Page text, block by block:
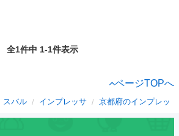
全1件中 1-1件表示
ページTOPへ
スバル インプレッサ 京都府のインプレッサ